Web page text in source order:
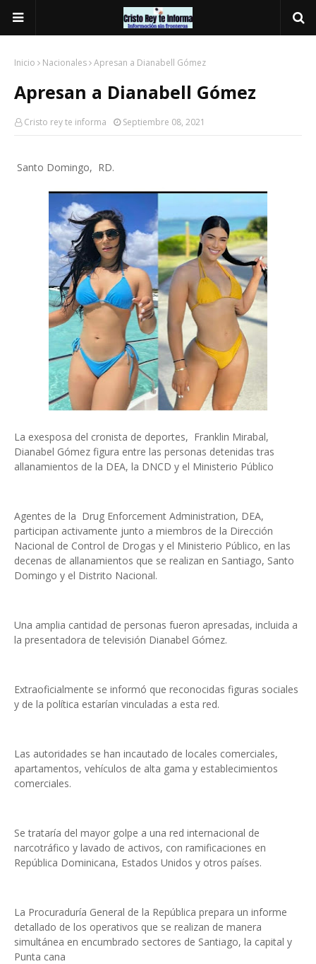
Inicio Nacionales Apresan a Dianabell Gómez
Apresan a Dianabell Gómez
Cristo rey te informa Septiembre 08, 2021
Santo Domingo, RD.
La exesposa del cronista de deportes, Franklin Mirabal,
Dianabel Gómez figura entre las personas detenidas tras
allanamientos de la DEA, la DNCD y el Ministerio Público
Agentes de la Drug Enforcement Administration, DEA,
participan activamente junto a miembros de la Dirección
Nacional de Control de Drogas y el Ministerio Público, en las
decenas de allanamientos que se realizan en Santiago, Santo
Domingo y el Distrito Nacional.
Una amplia cantidad de personas fueron apresadas, incluida a
la presentadora de televisión Dianabel Gómez.
Extraoficialmente se informó que reconocidas figuras sociales
y de la política estarían vinculadas a esta red.
Las autoridades se han incautado de locales comerciales,
apartamentos, vehículos de alta gama y establecimientos
comerciales.
Se trataría del mayor golpe a una red internacional de
narcotráfico y lavado de activos, con ramificaciones en
República Dominicana, Estados Unidos y otros países.
La Procuraduría General de la República prepara un informe
detallado de los operativos que se realizan de manera
simultánea en encumbrado sectores de Santiago, la capital y
Punta cana